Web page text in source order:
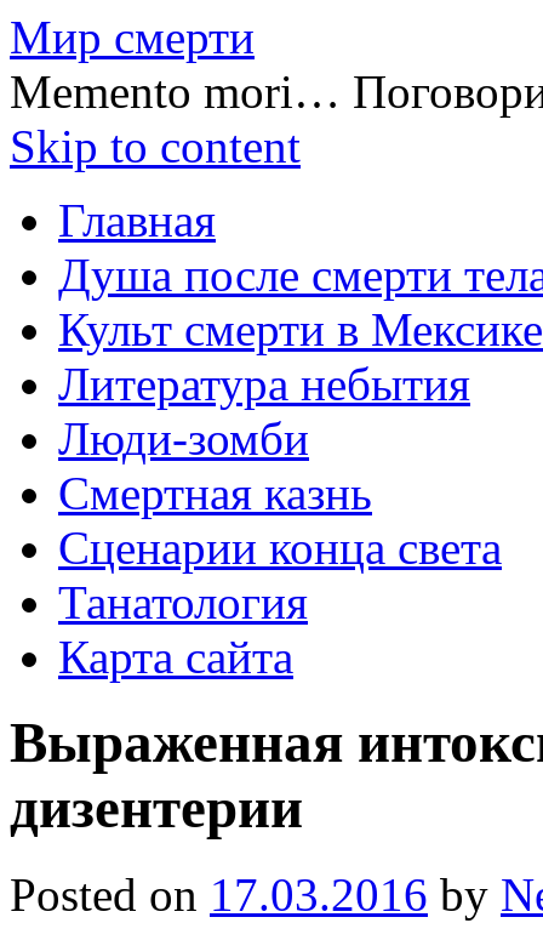
Мир смерти
Memento mori…
Skip to content
Главная
Душа после смерти
Культ смерти в Мексике
Литература небытия
Люди-зомби
Смертная казнь
Сценарии конца света
Танатология
Карта сайта
Выраженная
дизентерии
Posted on 17.03.2016 by